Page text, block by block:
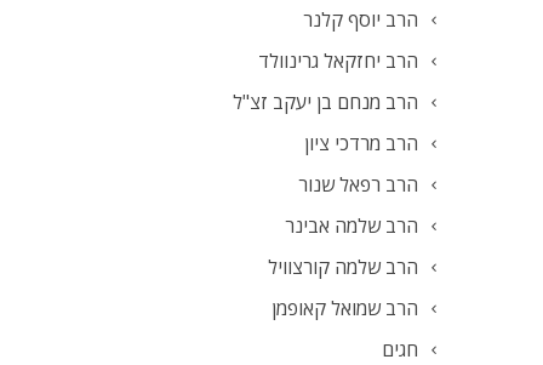
הרב יוסף קלנר
הרב יחזקאל גרינוולד
הרב מנחם בן יעקב זצ"ל
הרב מרדכי ציון
הרב רפאל שנור
הרב שלמה אבינר
הרב שלמה קורצוויל
הרב שמואל קאופמן
חגים